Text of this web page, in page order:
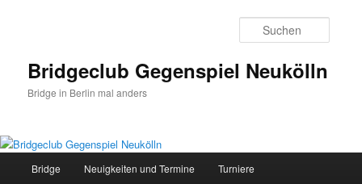
Bridgeclub Gegenspiel Neukölln
Bridge in Berlin mal anders
Bridge Neuigkeiten und Termine Turniere